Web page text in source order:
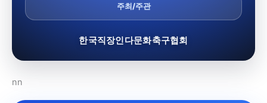
주최/주관
한국직장인다문화축구협회
nn